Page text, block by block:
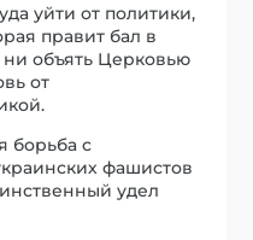
уйти от политики,
правит бал в
объять Церковью
от
борьба с
фашистов
удел